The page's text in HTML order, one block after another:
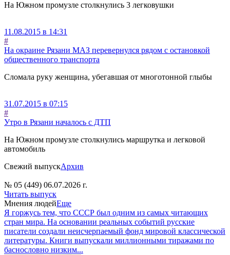
На Южном промузле столкнулись 3 легковушки
11.08.2015 в 14:31
#
На окраине Рязани МАЗ перевернулся рядом с остановкой
общественного транспорта
Сломала руку женщина, убегавшая от многотонной глыбы
31.07.2015 в 07:15
#
Утро в Рязани началось с ДТП
На Южном промузле столкнулись маршрутка и легковой
автомобиль
Свежий выпускАрхив
№ 05 (449) 06.07.2026 г.
Читать выпуск
Мнения людейЕще
Я горжусь тем, что СССР был одним из самых читающих
стран мира. На основании реальных событий русские
писатели создали неисчерпаемый фонд мировой классической
литературы. Книги выпускали миллионными тиражами по
баснословно низким...